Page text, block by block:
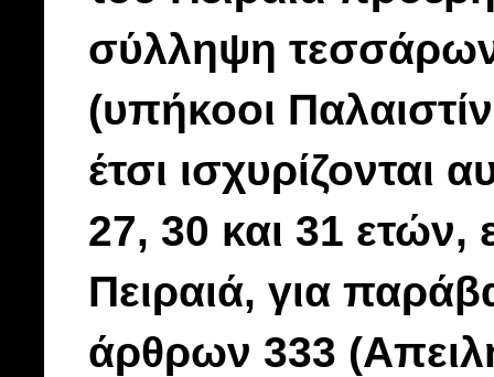
σύλληψη
(υπήκοοι
έτσι ισχυρίζονται
27, 30 και 31 ετών,
Πειραιά, για
άρθρων 333